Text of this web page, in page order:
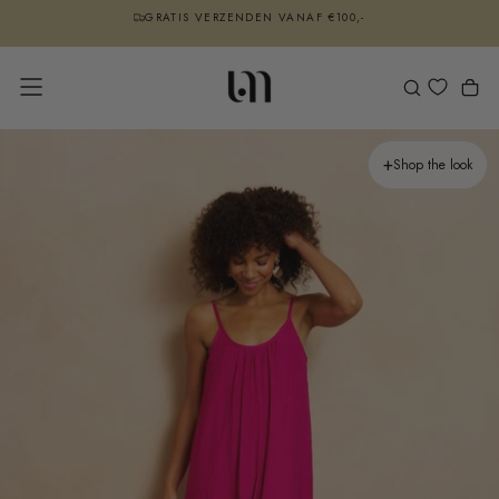
INHOUD
GRATIS VERZENDEN VANAF €100,-
VOOR 22:00 BESTELD, VOLGENDE WERKDAG IN HUIS
RETOUR BINNEN 14 DAGEN
+Shop the look